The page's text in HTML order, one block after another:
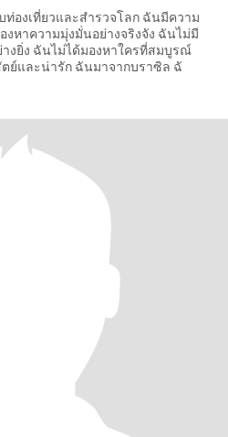
องเที่ยวและสำรวจโลก ฉันมีความ
งหาความมุ่งมั่นอย่างจริงจัง ฉันไม่มี
งยิ่ง ฉันไม่ได้มองหาใครที่สมบูรณ์
ย์และน่ารัก ฉันมาจากบราซิล ฉั